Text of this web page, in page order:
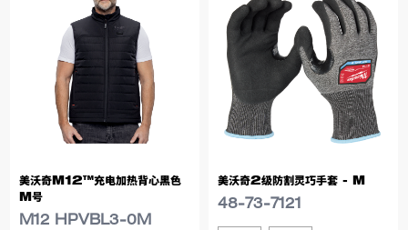
美沃奇M12™充电加热背心黑色
M号
M12 HPVBL3-0M
美沃奇2级防割灵巧手套 - M
48-73-7121